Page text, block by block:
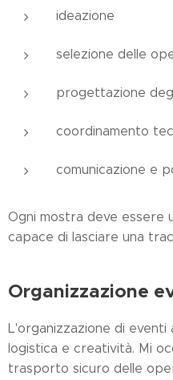
ideazione
selezione delle
progettazione
coordinamento
comunicazione e
Ogni mostra deve essere
capace di lasciare una
Organizzazione
L'organizzazione di eventi
logistica e creatività. Mi
trasporto sicuro delle